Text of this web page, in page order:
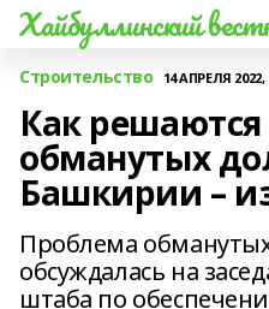
Хайбуллинский
Строительство 14 АПРЕЛЯ 2022,
Как
обманутых
Башкирии –
Проблема
обсуждалась на
штаба по